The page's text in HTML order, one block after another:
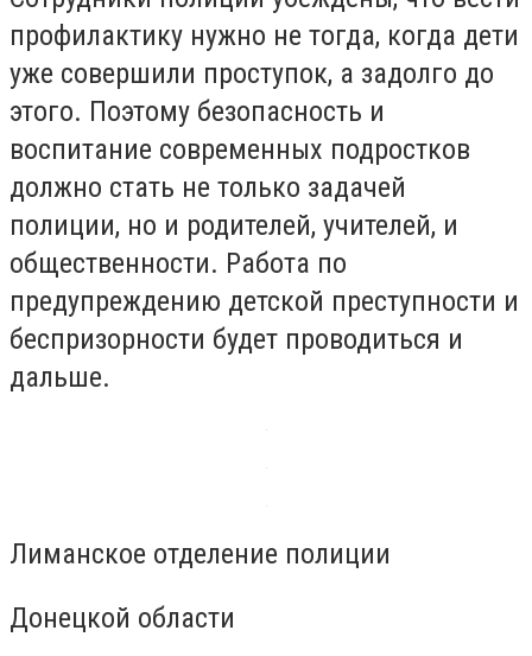
профилактику нужно не тогда, когда дети
уже совершили проступок, а задолго до
этого. Поэтому безопасность и
воспитание современных подростков
должно стать не только задачей
полиции, но и родителей, учителей, и
общественности. Работа по
предупреждению детской преступности и
беспризорности будет проводиться и
дальше.
Лиманское отделение полиции
Донецкой области